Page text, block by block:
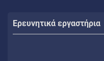
Ερευνητικά εργαστήρια